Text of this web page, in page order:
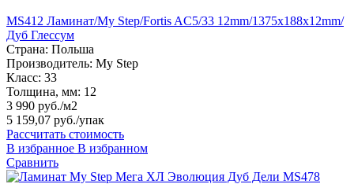
MS412 Ламинат/My Step/Fortis AC5/33 12mm/1375x188x12mm/
Дуб Глессум
Страна: Польша
Производитель: My Step
Класс: 33
Толщина, мм: 12
3 990 руб./м2
5 159,07 руб./упак
Рассчитать стоимость
В избранное В избранном
Сравнить